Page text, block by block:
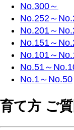
No.300～
No.252～
No.201～
No.151～
No.101～
No.51～
No.1～No.50
育て方 ご